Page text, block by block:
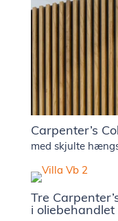
Carpenter’s
med skjulte
Tre
i